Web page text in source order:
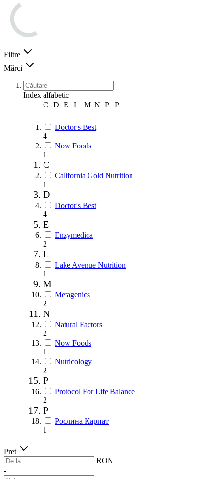
Filtre
Mărci
Index alfabetic
C
D E L M N P Р
Doctor's Best
4
Now Foods
1
C
California Gold Nutrition
1
D
Doctor's Best
4
E
Enzymedica
2
L
Lake Avenue Nutrition
1
M
Metagenics
2
N
Natural Factors
2
Now Foods
1
Nutricology
2
P
Protocol For Life Balance
2
Р
Рослина Карпат
1
Pret
RON
-